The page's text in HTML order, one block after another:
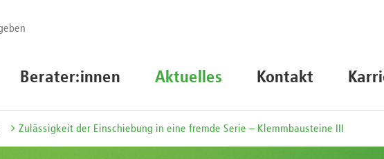
Berater:innen Aktuelles Kontakt
Zulässigkeit der Einschiebung in eine fremde Serie – Klemmbausteine III